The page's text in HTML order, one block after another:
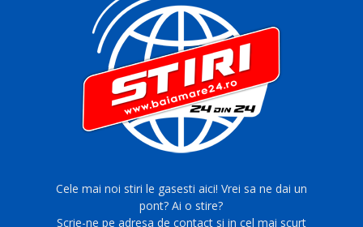
Cele mai noi stiri le gasesti aici! Vrei sa ne dai un
pont? Ai o stire?
Scrie-ne pe adresa de contact si in cel mai scurt